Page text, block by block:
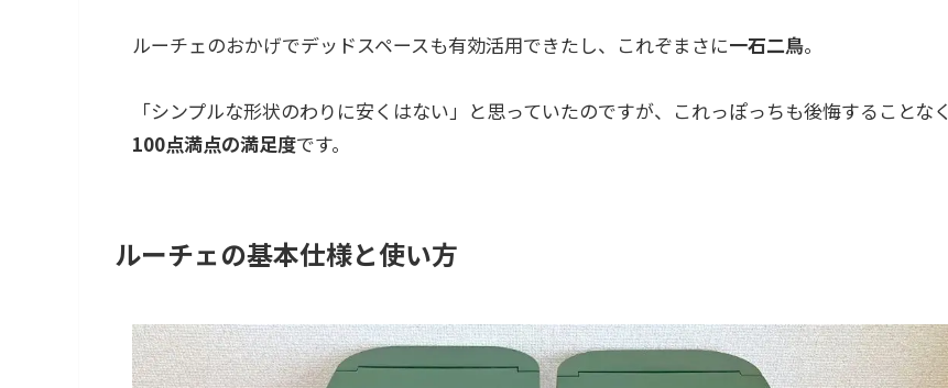
ルーチェのおかげでデッドスペースも有効活用できたし、これぞまさに一石二鳥。
「シンプルな形状のわりに安くはない」と思っていたのですが、これっぽっちも後悔することなく
100点満点の満足度です。
ルーチェの基本仕様と使い方